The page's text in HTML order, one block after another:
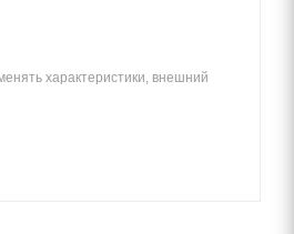
характеристики, внешний